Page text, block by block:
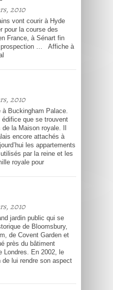
2010
vont courir à Hyde
pour la course des
France, à Sénart fin
prospection … Affiche à
2010
à Buckingham Palace.
édifice que se trouvent
la Maison royale. Il
encore attachés à
les appartements
par la reine et les
royale pour
2010
jardin public qui se
de Bloomsbury,
de Covent Garden et
près du bâtiment
Londres. En 2002, le
lui rendre son aspect